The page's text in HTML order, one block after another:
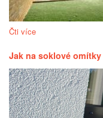
Čti více
Jak na soklové omítky